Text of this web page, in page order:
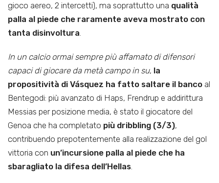
gioco aereo, 2 intercetti), ma soprattutto una qualità
palla al piede che raramente aveva mostrato con
tanta disinvoltura.
In un calcio ormai sempre più affamato di difensori
capaci di giocare da metà campo in su, la
propositività di Vásquez ha fatto saltare il banco al
Bentegodi: più avanzato di Haps, Frendrup e addirittura
Messias per posizione media, è stato il giocatore del
Genoa che ha completato più dribbling (3/3),
contribuendo prepotentemente alla realizzazione del gol
vittoria con un’incursione palla al piede che ha
sbaragliato la difesa dell’Hellas.